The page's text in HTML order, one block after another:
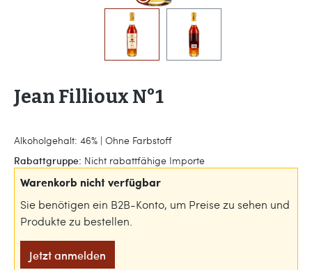
Jean Fillioux N°1
Alkoholgehalt: 46% | Ohne Farbstoff
Rabattgruppe: Nicht rabattfähige Importe
Warenkorb nicht verfügbar
Sie benötigen ein B2B-Konto, um Preise zu sehen und
Produkte zu bestellen.
Jetzt anmelden